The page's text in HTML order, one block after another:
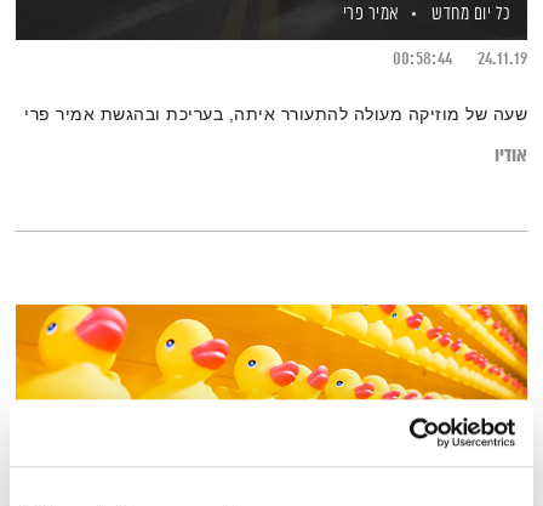
כל יום מחדש
אמיר פרי
24.11.19
00:58:44
שעה של מוזיקה מעולה להתעורר איתה, בעריכת ובהגשת אמיר פרי
אודיו